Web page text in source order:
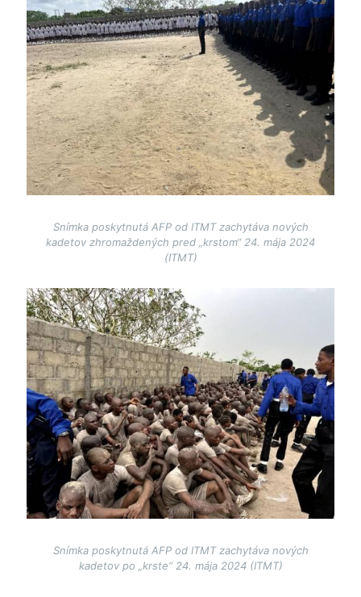
Snímka poskytnutá AFP od ITMT zachytáva nových
kadetov zhromaždených pred „krstom“ 24. mája 2024
(ITMT)
Image
Snímka poskytnutá AFP od ITMT zachytáva nových
kadetov po „krste“ 24. mája 2024 (ITMT)